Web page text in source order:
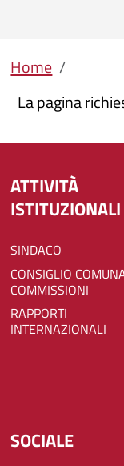
Briciole di
Home
La pagina
ATTIVITÀ
ISTITUZIONALI
SINDACO
CONSIGLIO COMUNALE E
COMMISSIONI
RAPPORTI
INTERNAZIONALI
SOCIALE